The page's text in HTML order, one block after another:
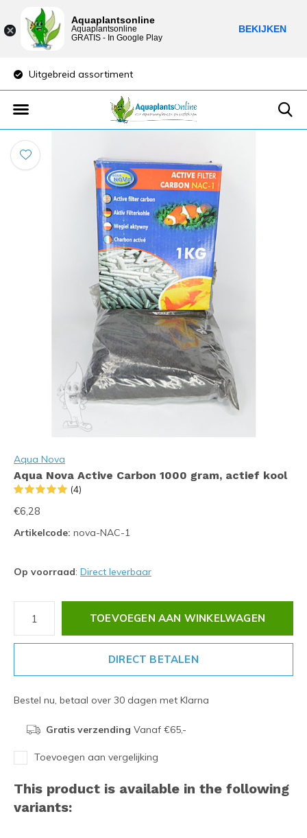
Uitgebreid assortiment
Aqua Nova
Aqua Nova Active Carbon 1000 gram, actief kool
(4)
€6,28
Artikelcode: nova-NAC-1
Op voorraad: Direct leverbaar
TOEVOEGEN AAN WINKELWAGEN
DIRECT BETALEN
Bestel nu, betaal over 30 dagen met Klarna
Gratis verzending Vanaf €65,-
Toevoegen aan vergelijking
This product is available in the following
variants:
Aquaplantsonline
Aquaplantsonline
GRATIS - In Google Play
BEKIJKEN